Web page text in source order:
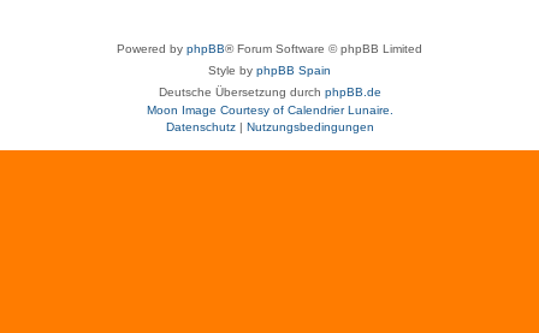
Powered by phpBB® Forum Software © phpBB Limited
Style by phpBB Spain
Deutsche Übersetzung durch phpBB.de
Moon Image Courtesy of Calendrier Lunaire.
Datenschutz| Nutzungsbedingungen